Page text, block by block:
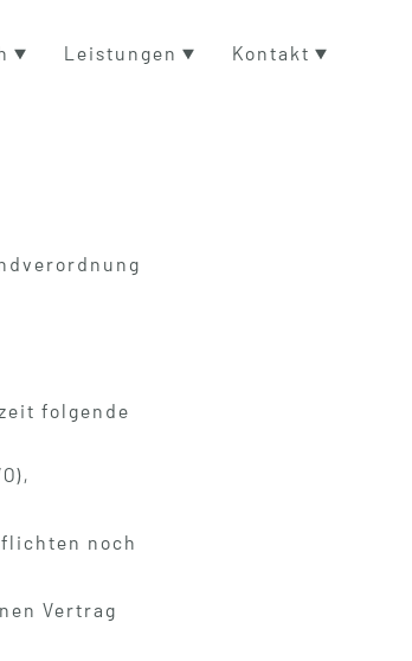
Leistungen Kontakt
folgende
noch
Vertrag